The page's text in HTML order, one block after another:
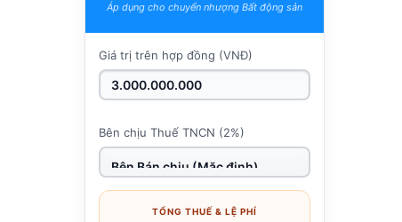
Áp dụng cho chuyển nhượng Bất động sản
Giá trị trên hợp đồng (VNĐ)
Bên chịu Thuế TNCN (2%)
TỔNG THUẾ & LỆ PHÍ